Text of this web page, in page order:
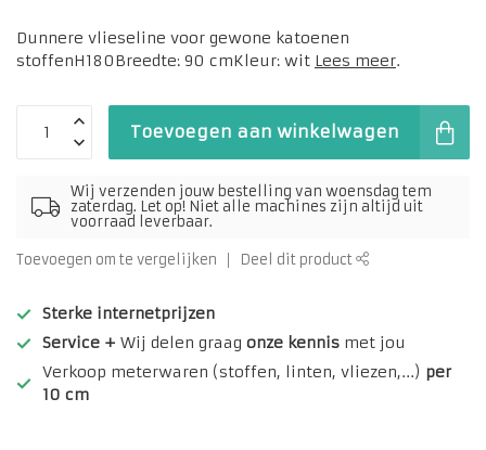
Dunnere vlieseline voor gewone katoenen
stoffenH180Breedte: 90 cmKleur: wit Lees meer.
Toevoegen aan winkelwagen
Wij verzenden jouw bestelling van woensdag tem
zaterdag. Let op! Niet alle machines zijn altijd uit
voorraad leverbaar.
Toevoegen om te vergelijken Deel dit product
Sterke internetprijzen
Service + Wij delen graag onze kennis met jou
Verkoop meterwaren (stoffen, linten, vliezen,...) per
10 cm